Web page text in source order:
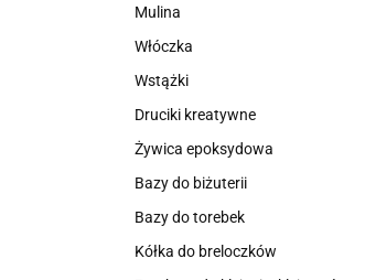
Mulina
Włóczka
Wstążki
Druciki kreatywne
Żywica epoksydowa
Bazy do biżuterii
Bazy do torebek
Kółka do breloczków